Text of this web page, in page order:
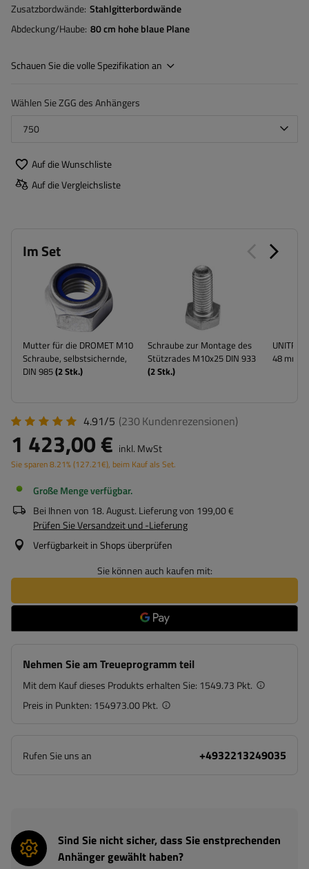
Zusatzbordwände Stahlgitterbordwände
Abdeckung/Haube 80 cm hohe blaue Plane
Schauen Sie die volle Spezifikation an
Wählen Sie ZGG des Anhängers
750
Auf die Wunschliste
Auf die Vergleichsliste
Im Set
Mutter für die DROMET M10
Schraube, selbstsichernde,
DIN 985(2Stk.)
Schraube zur Montage des
Stützrades M10x25 DIN 933
(2Stk.)
48 mm
4.91/5 (230 Kundenrezensionen)
1 423,00 € inkl. MwSt
Sie sparen8.21%(127.21€), beim Kauf als Set.
Große Menge verfügbar
Bei Ihnen von 18. August. Lieferung von 199,00 €
Prüfen Sie Versandzeit und -Lieferung
Verfügbarkeit in Shops überprüfen
Sie können auch kaufen mit:
Nehmen Sie am Treueprogramm teil
Mit dem Kauf dieses Produkts erhalten Sie: 1549.73 Pkt.
Preis in Punkten: 154973.00 Pkt.
Rufen Sie uns an +4932213249035
Sind Sie nicht sicher, dass Sie enstprechenden
Anhänger gewählt haben?